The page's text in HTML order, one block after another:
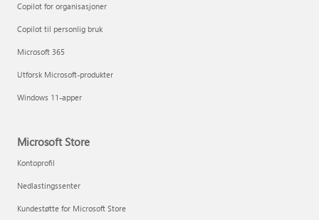
Copilot for organisasjoner
Copilot til personlig bruk
Microsoft 365
Utforsk Microsoft-produkter
Windows 11-apper
Microsoft Store
Kontoprofil
Nedlastingssenter
Kundestøtte for Microsoft Store